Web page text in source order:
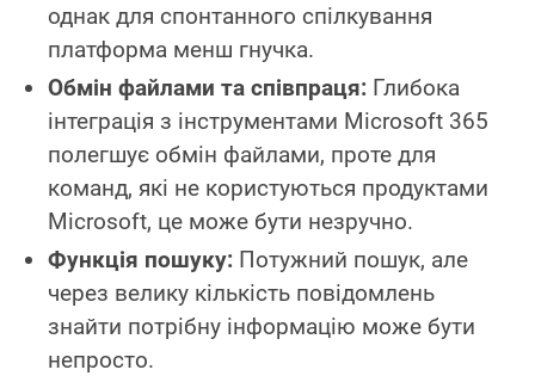
однак для спонтанного спілкування
платформа менш гнучка.
Обмін файлами та співпраця: Глибока
інтеграція з інструментами Microsoft 365
полегшує обмін файлами, проте для
команд, які не користуються продуктами
Microsoft, це може бути незручно.
Функція пошуку: Потужний пошук, але
через велику кількість повідомлень
знайти потрібну інформацію може бути
непросто.